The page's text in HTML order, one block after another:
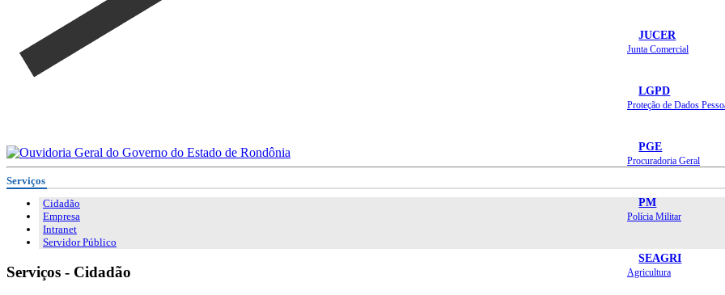
JUCER
Junta Comercial
LGPD
Proteção de Dados
PGE
Procuradoria Geral
PM
Polícia Militar
SEAGRI
Agricultura
Serviços
Cidadão
Empresa
Intranet
Servidor Público
Serviços - Cidadão